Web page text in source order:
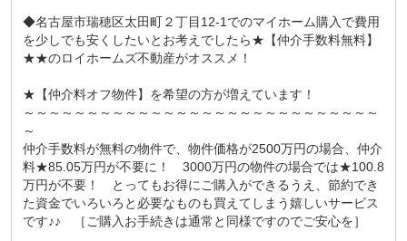
◆名古屋市瑞穂区太田町２丁目12-1でのマイホーム購入で費用
を少しでも安くしたいとお考えでしたら★【仲介手数料無料】
★★のロイホームズ不動産がオススメ！
★【仲介料オフ物件】を希望の方が増えています！
～～～～～～～～～～～～～～～～～～～～～～～～～～～～
～
仲介手数料が無料の物件で、物件価格が2500万円の場合、仲介
料★85.05万円が不要に！ 3000万円の物件の場合では★100.8
万円が不要！ とってもお得にご購入ができるうえ、節約でき
た資金でいろいろと必要なものも買えてしまう嬉しいサービス
です♪♪ ［ご購入お手続きは通常と同様ですのでご安心を］